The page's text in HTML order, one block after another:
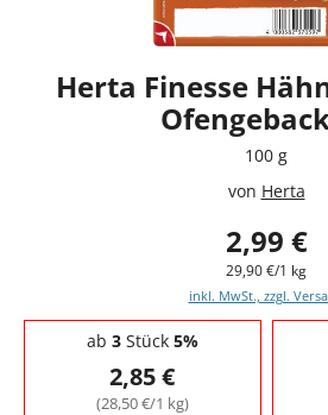
Herta Finesse
100 g
von Herta
2,99 €
29,90 €/1 kg
inkl. MwSt., zzgl.
Staffelpreise - Mengenrabatt
ab 3Stück 5%
2,85 €
(28,50 €/1 kg)